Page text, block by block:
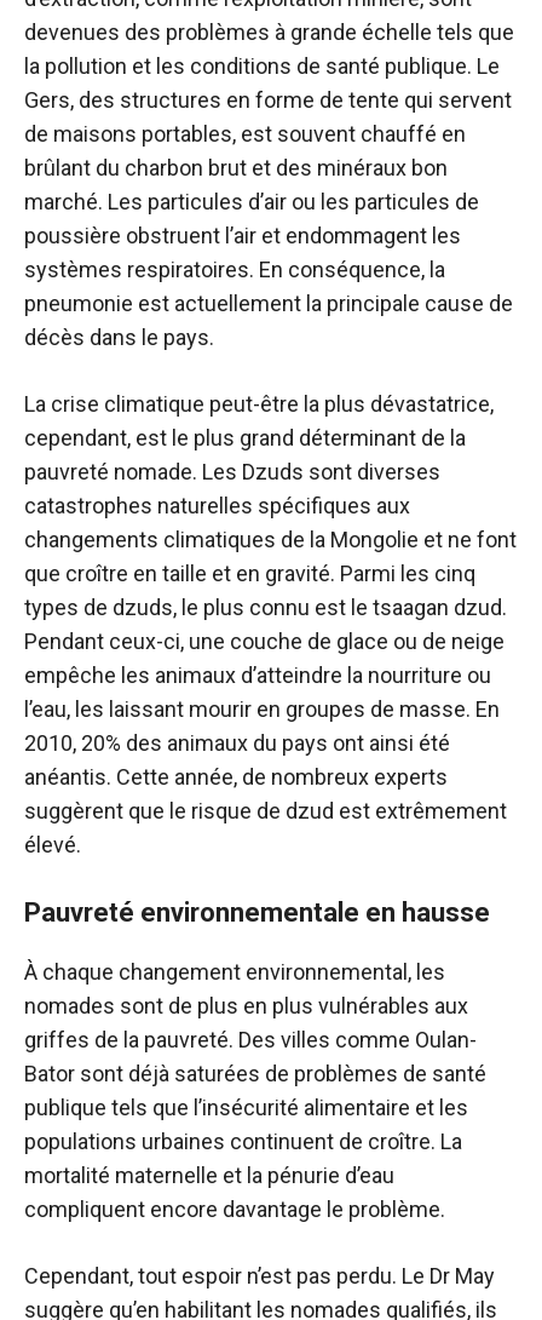
devenues des problèmes à grande échelle tels que
la pollution et les conditions de santé publique. Le
Gers, des structures en forme de tente qui servent
de maisons portables, est souvent chauffé en
brûlant du charbon brut et des minéraux bon
marché. Les particules d’air ou les particules de
poussière obstruent l’air et endommagent les
systèmes respiratoires. En conséquence, la
pneumonie est actuellement la principale cause de
décès dans le pays.
La crise climatique peut-être la plus dévastatrice,
cependant, est le plus grand déterminant de la
pauvreté nomade. Les Dzuds sont diverses
catastrophes naturelles spécifiques aux
changements climatiques de la Mongolie et ne font
que croître en taille et en gravité. Parmi les cinq
types de dzuds, le plus connu est le tsaagan dzud.
Pendant ceux-ci, une couche de glace ou de neige
empêche les animaux d’atteindre la nourriture ou
l’eau, les laissant mourir en groupes de masse. En
2010, 20% des animaux du pays ont ainsi été
anéantis. Cette année, de nombreux experts
suggèrent que le risque de dzud est extrêmement
élevé.
Pauvreté environnementale en hausse
À chaque changement environnemental, les
nomades sont de plus en plus vulnérables aux
griffes de la pauvreté. Des villes comme Oulan-
Bator sont déjà saturées de problèmes de santé
publique tels que l’insécurité alimentaire et les
populations urbaines continuent de croître. La
mortalité maternelle et la pénurie d’eau
compliquent encore davantage le problème.
Cependant, tout espoir n’est pas perdu. Le Dr May
suggère qu’en habilitant les nomades qualifiés, ils